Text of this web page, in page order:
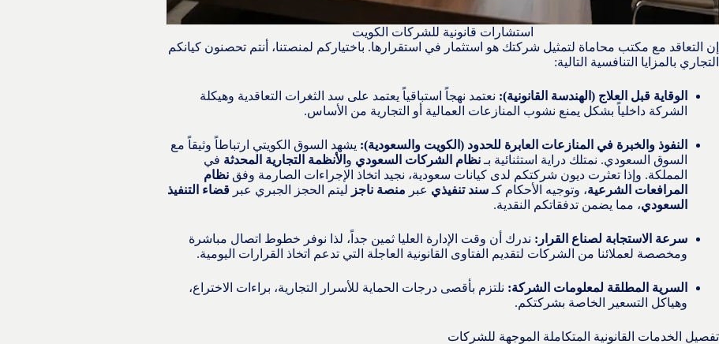
استشارات قانونية للشركات الكويت
إن التعاقد مع مكتب محاماة لتمثيل شركتك هو استثمار في استقرارها. باختياركم لمنصتنا، أنتم تحصنون كيانكم
التجاري بالمزايا التنافسية التالية:
الوقاية قبل العلاج (الهندسة القانونية): نعتمد نهجاً استباقياً يعتمد على سد الثغرات التعاقدية وهيكلة
الشركة داخلياً بشكل يمنع نشوب المنازعات العمالية أو التجارية من الأساس.
النفوذ والخبرة في المنازعات العابرة للحدود (الكويت والسعودية): يشهد السوق الكويتي ارتباطاً وثيقاً مع
السوق السعودي. نمتلك دراية استثنائية بـ نظام الشركات السعودي و الأنظمة التجارية المحدثة في
المملكة. وإذا تعثرت ديون شركتكم لدى كيانات سعودية، نجيد اتخاذ الإجراءات الصارمة وفق نظام
المرافعات الشرعية، وتوجيه الأحكام كـ سند تنفيذي عبر منصة ناجز ليتم الحجز الجبري عبر قضاء التنفيذ
السعودي، مما يضمن تدفقاتكم النقدية.
سرعة الاستجابة لصناع القرار: ندرك أن وقت الإدارة العليا ثمين جداً، لذا نوفر خطوط اتصال مباشرة
ومخصصة لعملائنا من الشركات لتقديم الفتاوى القانونية العاجلة التي تدعم اتخاذ القرارات اليومية.
السرية المطلقة لمعلومات الشركة: نلتزم بأقصى درجات الحماية للأسرار التجارية، براءات الاختراع،
وهياكل التسعير الخاصة بشركتكم.
تفصيل الخدمات القانونية المتكاملة الموجهة للشركات